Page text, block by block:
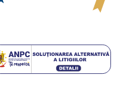
290,25 lei